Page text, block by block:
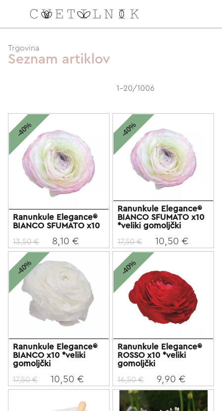
Trgovina
Seznam artiklov
1-20/1006
-40%
Ranunkule Elegance®
BIANCO SFUMATO x10
13,50 € 8,10 €
-40%
Ranunkule Elegance®
BIANCO SFUMATO x10
*veliki gomoljčki
17,50 € 10,50 €
-40%
Ranunkule Elegance®
BIANCO x10 *veliki
gomoljčki
17,50 € 10,50 €
-40%
Ranunkule Elegance®
ROSSO x10 *veliki
gomoljčki
16,50 € 9,90 €